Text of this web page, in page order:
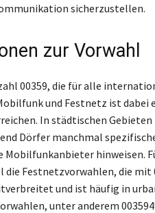
sicherzustellen.
zur Vorwahl
00359, die für alle
und Festnetz ist dabei
In städtischen
Dörfer manchmal
Mobilfunkanbieter hinweisen.
die Festnetzvorwahlen, die mit
und ist häufig in
unter anderem